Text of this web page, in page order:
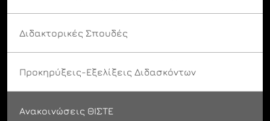
Διδακτορικές Σπουδές
Προκηρύξεις-Εξελίξεις Διδασκόντων
Ανακοινώσεις ΘΙΣΤΕ